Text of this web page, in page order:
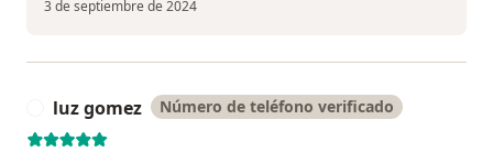
3 de septiembre de 2024
luz gomez Número de teléfono verificado